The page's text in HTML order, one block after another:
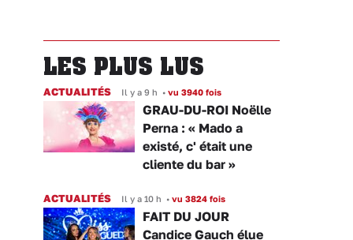
LES PLUS LUS
ACTUALITÉS Il y a 9 h • vu 3940 fois
GRAU-DU-ROI Noëlle
Perna : « Mado a
existé, c' était une
cliente du bar »
ACTUALITÉS Il y a 10 h • vu 3824 fois
FAIT DU JOUR
Candice Gauch élue